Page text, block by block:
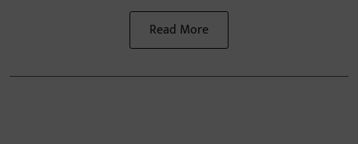
Read More